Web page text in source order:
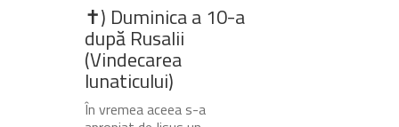
✝) Duminica a 10-a
după Rusalii
(Vindecarea
lunaticului)
În vremea aceea s-a